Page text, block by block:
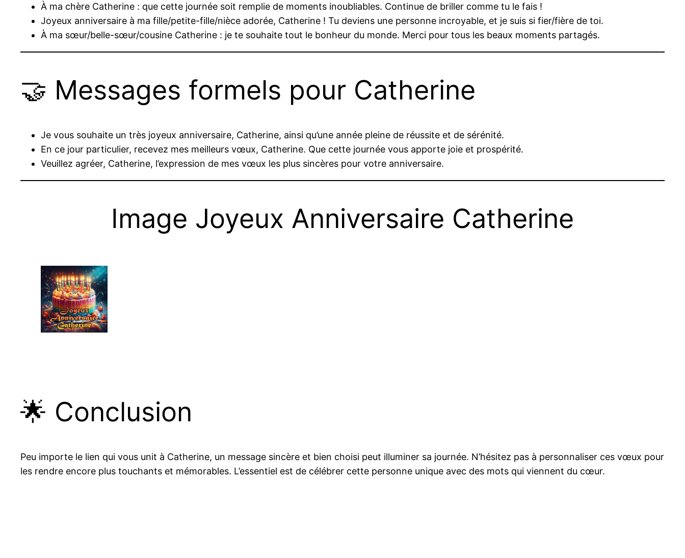
À ma chère Catherine : que cette journée soit remplie de moments inoubliables. Continue de briller comme tu le fais !
Joyeux anniversaire à ma fille/petite-fille/nièce adorée, Catherine ! Tu deviens une personne incroyable, et je suis si fier/fière de toi.
À ma sœur/belle-sœur/cousine Catherine : je te souhaite tout le bonheur du monde. Merci pour tous les beaux moments partagés.
🤝 Messages formels pour Catherine
Je vous souhaite un très joyeux anniversaire, Catherine, ainsi qu’une année pleine de réussite et de sérénité.
En ce jour particulier, recevez mes meilleurs vœux, Catherine. Que cette journée vous apporte joie et prospérité.
Veuillez agréer, Catherine, l’expression de mes vœux les plus sincères pour votre anniversaire.
Image Joyeux Anniversaire Catherine
🌟 Conclusion
Peu importe le lien qui vous unit à Catherine, un message sincère et bien choisi peut illuminer sa journée. N’hésitez pas à personnaliser ces vœux pour
les rendre encore plus touchants et mémorables. L’essentiel est de célébrer cette personne unique avec des mots qui viennent du cœur.